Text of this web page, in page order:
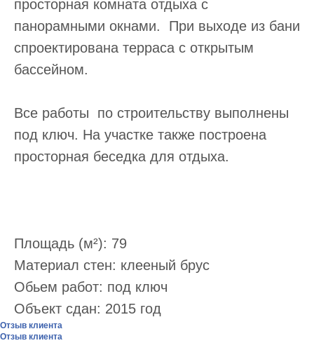
просторная комната отдыха с
панорамными окнами. При выходе из бани
спроектирована терраса с открытым
бассейном.
Все работы по строительству выполнены
под ключ. На участке также построена
просторная беседка для отдыха.
Площадь (м²): 79
Материал стен: клееный брус
Обьем работ: под ключ
Объект сдан: 2015 год
Отзыв клиента
Отзыв клиента